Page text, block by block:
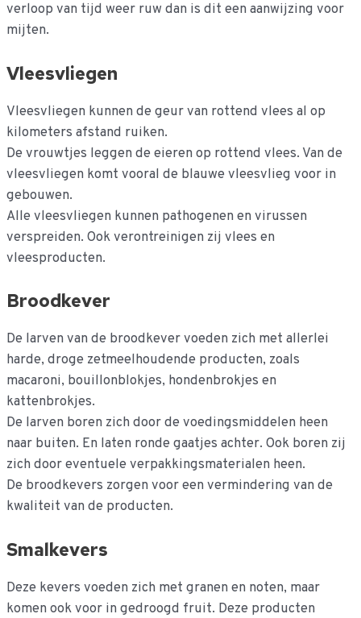
verloop van tijd weer ruw dan is dit een aanwijzing voor
mijten.
Vleesvliegen
Vleesvliegen kunnen de geur van rottend vlees al op
kilometers afstand ruiken.
De vrouwtjes leggen de eieren op rottend vlees. Van de
vleesvliegen komt vooral de blauwe vleesvlieg voor in
gebouwen.
Alle vleesvliegen kunnen pathogenen en virussen
verspreiden. Ook verontreinigen zij vlees en
vleesproducten.
Broodkever
De larven van de broodkever voeden zich met allerlei
harde, droge zetmeelhoudende producten, zoals
macaroni, bouillonblokjes, hondenbrokjes en
kattenbrokjes.
De larven boren zich door de voedingsmiddelen heen
naar buiten. En laten ronde gaatjes achter. Ook boren zij
zich door eventuele verpakkingsmaterialen heen.
De broodkevers zorgen voor een vermindering van de
kwaliteit van de producten.
Smalkevers
Deze kevers voeden zich met granen en noten, maar
komen ook voor in gedroogd fruit. Deze producten